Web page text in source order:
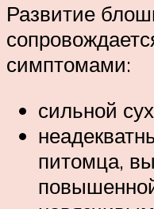
Развитие
симптомами:
сильной
питомца,